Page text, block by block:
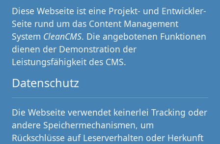
Diese Webseite ist eine Projekt- und Entwickler-
Seite rund um das Content Management
System CleanCMS. Die angebotenen Funktionen
dienen der Demonstration der
Leistungsfähigkeit des CMS.
Datenschutz
Die Webseite verwendet keinerlei Tracking oder
andere Speichermechanismen, um
Rückschlüsse auf Leserverhalten oder Herkunft